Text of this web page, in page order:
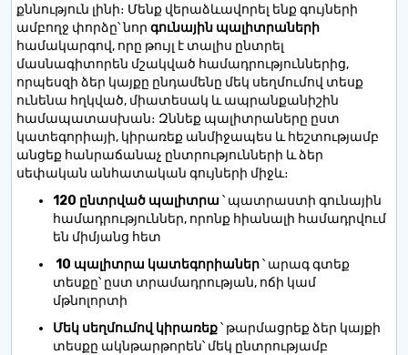
քննություն լինի։ Մենք վերաձևավորել ենք գույների
ամբողջ փորձը՝ նոր գունային պալիտրաների
համակարգով, որը թույլ է տալիս ընտրել
մասնագիտորեն մշակված համադրություններից,
որպեսզի ձեր կայքը ընդամենը մեկ սեղմումով տեսք
ունենա հղկված, միատեսակ և ապրանքանիշին
համապատասխան։ Զննեք պալիտրաները ըստ
կատեգորիայի, կիրառեք անմիջապես և հեշտությամբ
անցեք հանրաճանաչ ընտրությունների և ձեր
սեփական անհատական ​​գույների միջև։
120 ընտրված պալիտրա ՝ պատրաստի գունային
համադրություններ, որոնք հիանալի համադրվում
են միմյանց հետ
10 պալիտրա կատեգորիաներ՝ արագ գտեք
տեսքը՝ ըստ տրամադրության, ոճի կամ
մթնոլորտի
Մեկ սեղմումով կիրառեք՝ թարմացրեք ձեր կայքի
տեսքը ակնթարթորեն՝ մեկ ընտրությամբ